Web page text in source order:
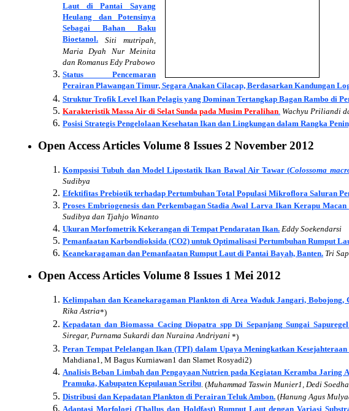
Laut di Pantai Sayang
Heulang dan Potensinya
Sebagai Bahan Baku
Bioetanol.
Siti mutripah,
Maria Dyah Nur Meinita
dan Romanus Edy Prabowo
Status Pencemaran
Perairan Plawangan Timur, Segara Anakan Cilacap, Berdasarkan Kandungan
Struktur Trofik Level Ikan Pelagis yang Dominan Tertangkap Bagan Rambo di
Karakteristik Massa Air di Selat Sunda pada Musim Peralihan. Wachyu Priliandi
Posisi Strategis Pengelolaan Kesehatan Ikan dan Lingkungan dalam Rangka
Open Access Articles Volume 8 Issues 2 November 2012
Komposisi Tubuh dan Model Lipostatik Ikan Bawal Air Tawar (Colossoma
Sudibya
Efektifitas Prebiotik terhadap Pertumbuhan Total Populasi Mikroflora Saluran
Proses Embriogenesis dan Perkembagan Stadia Awal Larva Ikan Kerapu Macan
Sudibya dan Tjahjo Winanto
Ukuran Morfometrik Kekerangan di Tempat Pendaratan Ikan. Eddy Soekendarsi
Pemanfaatan Karbondioksida (CO2) untuk Optimalisasi Pertumbuhan Rumput
Keanekaragaman dan Pemanfaatan Rumput Laut di Pantai Bayah, Banten. Tri
Open Access Articles Volume 8 Issues 1 Mei 2012
Kelimpahan dan Keanekaragaman Plankton di Area Waduk Jangari, Bobojong,
Rika Astria*)
Kepadatan dan Biomassa Cacing Diopatra spp Di Sepanjang Sungai
Siregar, Purnama Sukardi dan Nuraina Andriyani *)
Peran Tempat Pelelangan Ikan (TPI) dalam Upaya Meningkatkan
Mahdiana1, M Bagus Kurniawan1 dan Slamet Rosyadi2)
Analisis Beban Limbah dan Pengayaan Nutrien pada Kegiatan Keramba Jaring
Pramuka, Kabupaten Kepulauan Seribu. (Muhammad Taswin Munier1, Dedi
Distribusi dan Kepadatan Plankton di Perairan Teluk Ambon. (Hanung Agus
Adaptasi Morfologi (Thallus dan Holdfast) Rumput Laut dengan Variasi